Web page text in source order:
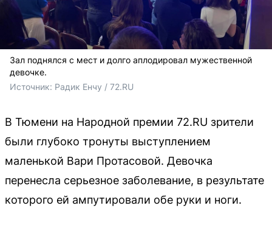
Зал поднялся с мест и долго аплодировал мужественной
девочке.
Источник: Радик Енчу / 72.RU
В Тюмени на Народной премии 72.RU зрители
были глубоко тронуты выступлением
маленькой Вари Протасовой. Девочка
перенесла серьезное заболевание, в результате
которого ей ампутировали обе руки и ноги.